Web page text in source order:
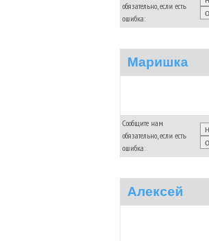
обязательно, если есть
ошибка:
Маришка
Сообщите нам
обязательно, если есть
ошибка:
Алексей